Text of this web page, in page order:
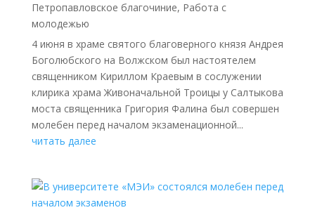
Петропавловское благочиние, Работа с
молодежью
4 июня в храме святого благоверного князя Андрея
Боголюбского на Волжском был настоятелем
священником Кириллом Краевым в сослужении
клирика храма Живоначальной Троицы у Салтыкова
моста священника Григория Фалина был совершен
молебен перед началом экзаменационной...
читать далее